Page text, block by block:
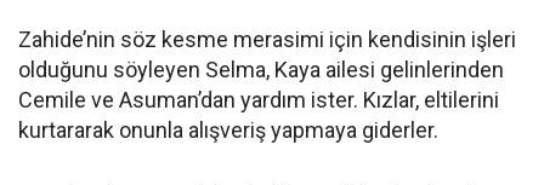
Zahide’nin söz kesme merasimi için kendisinin işleri
olduğunu söyleyen Selma, Kaya ailesi gelinlerinden
Cemile ve Asuman’dan yardım ister. Kızlar, eltilerini
kurtararak onunla alışveriş yapmaya giderler.